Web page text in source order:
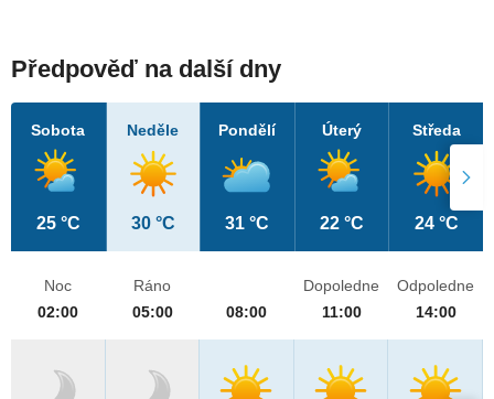
Předpověď na další dny
Sobota
25 °C
Neděle
30 °C
Pondělí
31 °C
Úterý
22 °C
Středa
24 °C
Noc
02:00
Ráno
05:00
08:00
Dopoledne
11:00
Odpoledne
14:00